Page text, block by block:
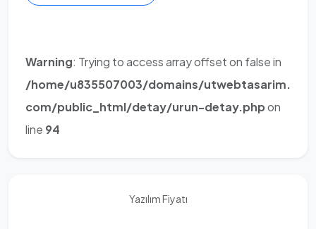
Warning: Trying to access array offset on false in
/home/u835507003/domains/utwebtasarim.
com/public_html/detay/urun-detay.phpon
line 94
Yazılım Fiyatı